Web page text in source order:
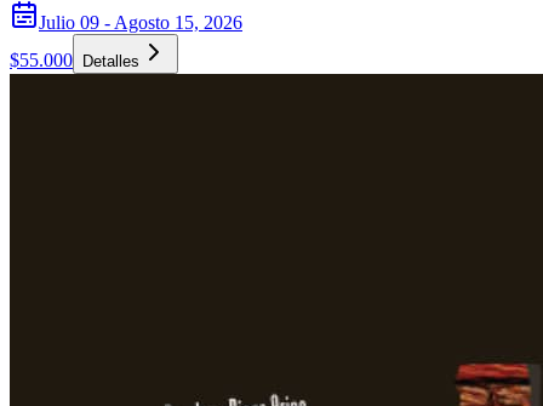
Julio 09 - Agosto 15, 2026
$55.000
Detalles